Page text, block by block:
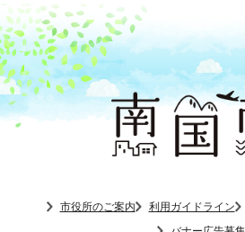
市役所のご案内 利用ガイドライン